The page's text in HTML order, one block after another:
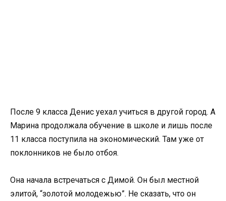
После 9 класса Денис уехал учиться в другой город. А
Марина продолжала обучение в школе и лишь после
11 класса поступила на экономический. Там уже от
поклонников не было отбоя.
Она начала встречаться с Димой. Он был местной
элитой, “золотой молодежью”. Не сказать, что он